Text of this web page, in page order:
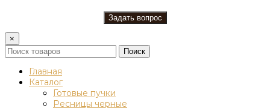
×
Поиск
Главная
Каталог
Готовые пучки
Ресницы черные